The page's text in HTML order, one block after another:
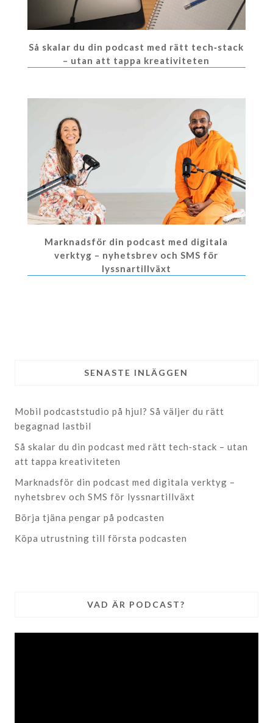
Så skalar du din podcast med rätt tech‑stack
– utan att tappa kreativiteten
Marknadsför din podcast med digitala
verktyg – nyhetsbrev och SMS för
lyssnartillväxt
SENASTE INLÄGGEN
Mobil podcaststudio på hjul? Så väljer du rätt
begagnad lastbil
Så skalar du din podcast med rätt tech‑stack – utan
att tappa kreativiteten
Marknadsför din podcast med digitala verktyg –
nyhetsbrev och SMS för lyssnartillväxt
Börja tjäna pengar på podcasten
Köpa utrustning till första podcasten
VAD ÄR PODCAST?